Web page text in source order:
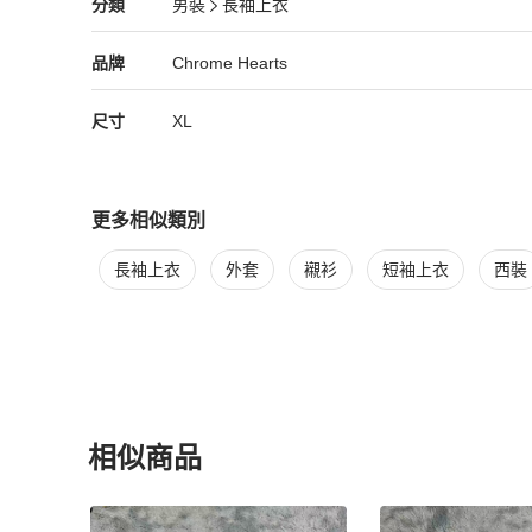
分類 男裝
長袖上衣
男裝/長袖上衣推薦
品牌
Chrome Hearts精品 男裝品牌介紹
Chrome Hearts
Chrome Hearts推薦清單
尺寸 XL
更多相似類別
更多Chrome Hearts男裝相似商品推薦
長袖上衣 外套 襯衫 短袖上衣 西裝
相似商品
更多相似Chrome Hearts男裝推薦精品